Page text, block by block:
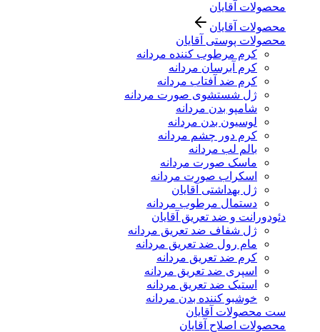
محصولات آقایان
محصولات آقایان
محصولات پوستی آقایان
کرم مرطوب کننده مردانه
کرم آبرسان مردانه
کرم ضد آفتاب مردانه
ژل شستشوی صورت مردانه
شامپو بدن مردانه
لوسیون بدن مردانه
کرم دور چشم مردانه
بالم لب مردانه
ماسک صورت مردانه
اسکراب صورت مردانه
ژل بهداشتی آقایان
دستمال مرطوب مردانه
دئودورانت و ضد تعریق آقایان
ژل شفاف ضد تعریق مردانه
مام رول ضد تعریق مردانه
کرم ضد تعریق مردانه
اسپری ضد تعریق مردانه
استیک ضد تعریق مردانه
خوشبو کننده بدن مردانه
ست محصولات آقایان
محصولات اصلاح آقایان